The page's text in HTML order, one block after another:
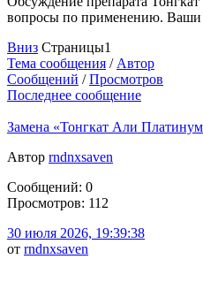
вопросы по применению. Ваши
Вниз Страницы1
Тема сообщения / Автор
Сообщений /Просмотров
Последнее сообщение
Замена «Тонгкат Али
Автор rndnxsaven
Сообщений: 0
Просмотров: 112
30 июля 2026, 19:39:38
от rndnxsaven